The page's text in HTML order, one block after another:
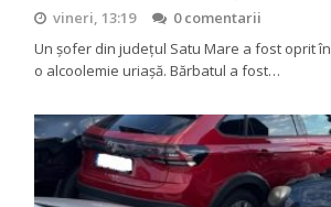
vineri, 13:19
0 comentarii
Un șofer din județul Satu Mare a fost oprit
o alcoolemie uriașă. Bărbatul a fost…